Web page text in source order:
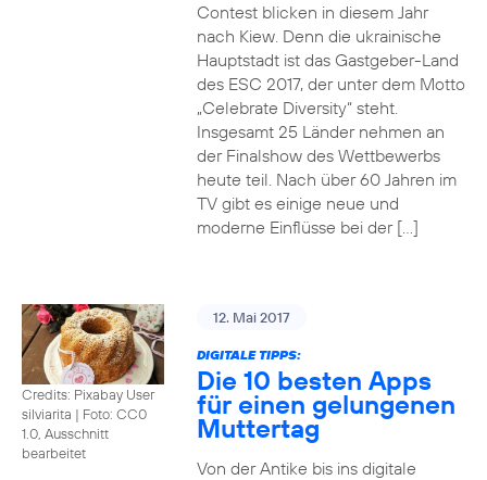
Contest blicken in diesem Jahr
nach Kiew. Denn die ukrainische
Hauptstadt ist das Gastgeber-Land
des ESC 2017, der unter dem Motto
„Celebrate Diversity“ steht.
Insgesamt 25 Länder nehmen an
der Finalshow des Wettbewerbs
heute teil. Nach über 60 Jahren im
TV gibt es einige neue und
moderne Einflüsse bei der […]
Credits: Pixabay User
silviarita | Foto: CC0
1.0, Ausschnitt
bearbeitet
12. Mai 2017
DIGITALE TIPPS:
Die 10 besten Apps
für einen gelungenen
Muttertag
Von der Antike bis ins digitale